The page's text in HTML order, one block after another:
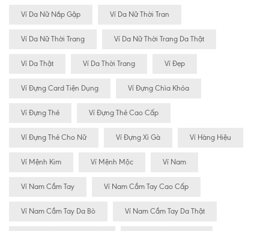
Ví Da Nữ Nắp Gập Ví Da Nữ Thời Tran
Ví Da Nữ Thời Trang Ví Da Nữ Thời Trang Da Thật
Ví Da Thật Ví Da Thời Trang Ví Đẹp
Ví Đựng Card Tiện Dụng Ví Đựng Chìa Khóa
Ví Đựng Thẻ Ví Đựng Thẻ Cao Cấp
Ví Đựng Thẻ Cho Nữ Ví Đựng Xì Gà Ví Hàng Hiệu
Ví Mệnh Kim Ví Mệnh Mộc Ví Nam
Ví Nam Cầm Tay Ví Nam Cầm Tay Cao Cấp
Ví Nam Cầm Tay Da Bò Ví Nam Cầm Tay Da Thật